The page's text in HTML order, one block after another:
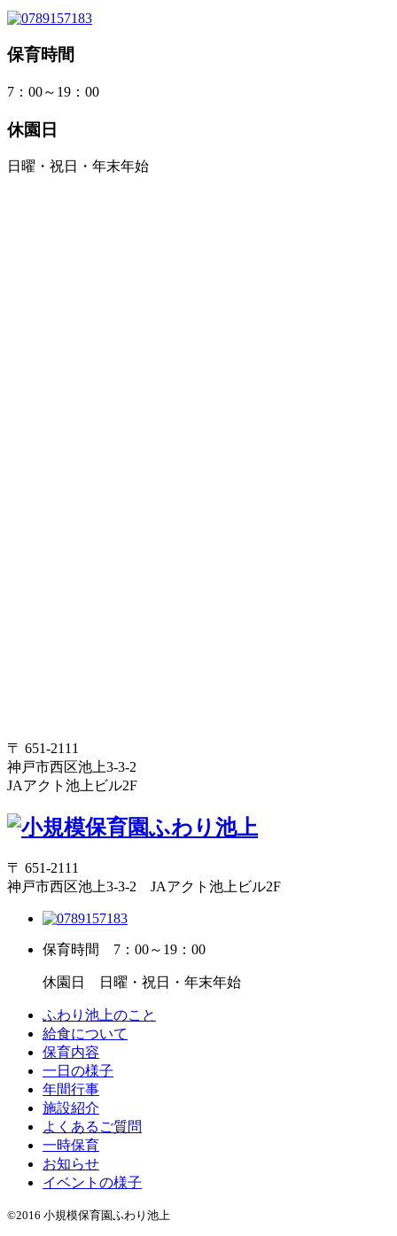
保育時間
7：00～19：00
休園日
日曜・祝日・年末年始
〒 651-2111
神戸市西区池上3-3-2
JAアクト池上ビル2F
〒 651-2111
神戸市西区池上3-3-2 JAアクト池上ビル2F
保育時間 7：00～19：00
休園日 日曜・祝日・年末年始
ふわり池上のこと
給食について
保育内容
一日の様子
年間行事
施設紹介
よくあるご質問
一時保育
お知らせ
イベントの様子
©2016 小規模保育園ふわり池上